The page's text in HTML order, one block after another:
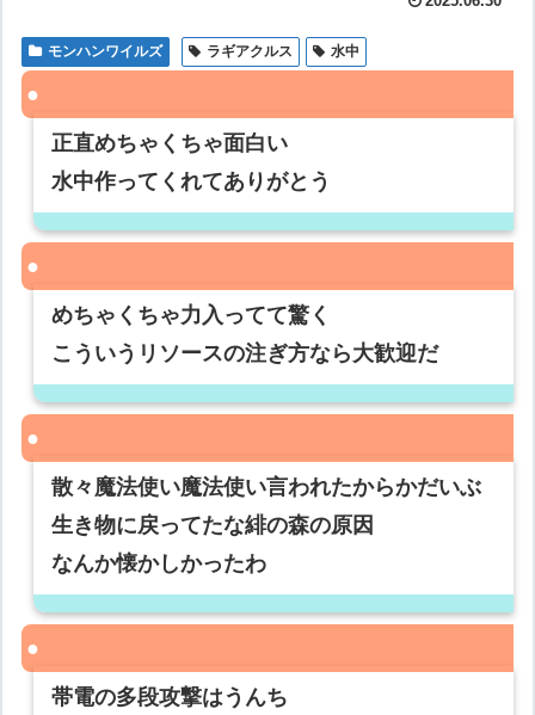
モンハンワイルズ ラギアクルス 水中
正直めちゃくちゃ面白い
水中作ってくれてありがとう
めちゃくちゃ力入ってて驚く
こういうリソースの注ぎ方なら大歓迎だ
散々魔法使い魔法使い言われたからかだいぶ
生き物に戻ってたな緋の森の原因
なんか懐かしかったわ
帯電の多段攻撃はうんち